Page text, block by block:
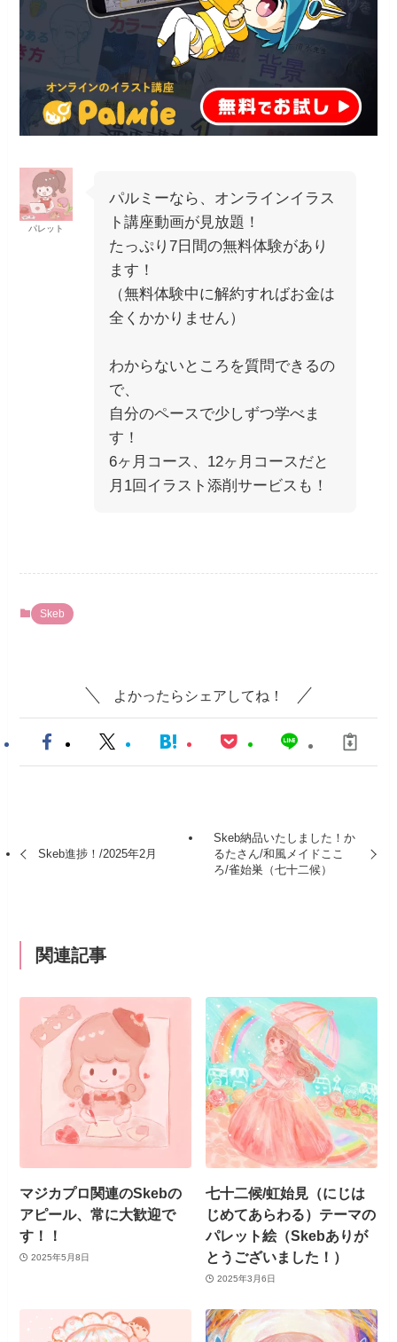
パレット
パルミーなら、オンラインイラス
ト講座動画が見放題！
たっぷり7日間の無料体験があり
ます！
（無料体験中に解約すればお金は
全くかかりません）
わからないところを質問できるの
で、
自分のペースで少しずつ学べま
す！
6ヶ月コース、12ヶ月コースだと
月1回イラスト添削サービスも！
Skeb
よかったらシェアしてね！
Skeb進捗！/2025年2月
Skeb納品いたしました！か
るたさん/和風メイドここ
ろ/雀始巣（七十二候）
関連記事
マジカプロ関連のSkebの
アピール、常に大歓迎で
す！！
2025年5月8日
七十二候/虹始見（にじは
じめてあらわる）テーマの
パレット絵（Skebありが
とうございました！）
2025年3月6日